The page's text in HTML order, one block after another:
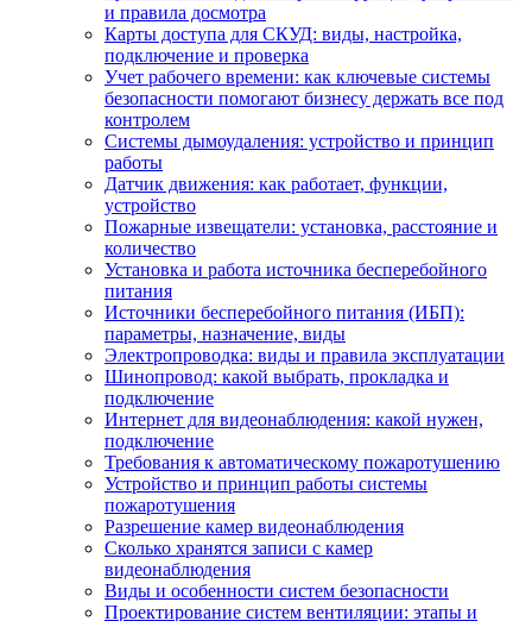
и правила досмотра
Карты доступа для СКУД: виды, настройка,
подключение и проверка
Учет рабочего времени: как ключевые системы
безопасности помогают бизнесу держать все под
контролем
Системы дымоудаления: устройство и принцип
работы
Датчик движения: как работает, функции,
устройство
Пожарные извещатели: установка, расстояние и
количество
Установка и работа источника бесперебойного
питания
Источники бесперебойного питания (ИБП):
параметры, назначение, виды
Электропроводка: виды и правила эксплуатации
Шинопровод: какой выбрать, прокладка и
подключение
Интернет для видеонаблюдения: какой нужен,
подключение
Требования к автоматическому пожаротушению
Устройство и принцип работы системы
пожаротушения
Разрешение камер видеонаблюдения
Сколько хранятся записи с камер
видеонаблюдения
Виды и особенности систем безопасности
Проектирование систем вентиляции: этапы и